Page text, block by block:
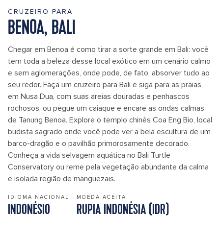
CRUZEIRO PARA
BENOA, BALI
Chegar em Benoa é como tirar a sorte grande em Bali: você
tem toda a beleza desse local exótico em um cenário calmo
e sem aglomerações, onde pode, de fato, absorver tudo ao
seu redor. Faça um cruzeiro para Bali e siga para as praias
em Nusa Dua, com suas areias douradas e penhascos
rochosos, ou pegue um caiaque e encare as ondas calmas
de Tanung Benoa. Explore o templo chinês Coa Eng Bio, local
budista sagrado onde você pode ver a bela escultura de um
barco-dragão e o pavilhão primorosamente decorado.
Conheça a vida selvagem aquática no Bali Turtle
Conservatory ou reme pela vegetação abundante da calma
e isolada região de manguezais.
IDIOMA NACIONAL
INDONÉSIO
MOEDA ACEITA
RUPIA INDONÉSIA (IDR)